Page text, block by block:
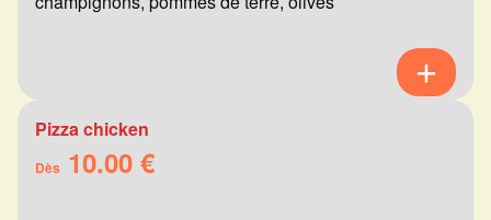
Pizza chicken
Dès 10.00 €